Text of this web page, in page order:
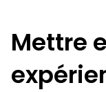
Mettre